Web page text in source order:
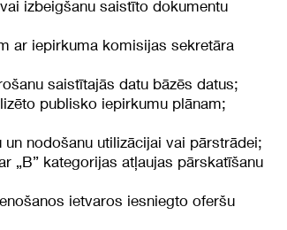
izbeigšanu saistīto dokumentu
ar iepirkuma komisijas sekretāra
saistītajās datu bāzēs datus;
publisko iepirkumu plānam;
nodošanu utilizācijai vai pārstrādei;
„B” kategorijas atļaujas pārskatīšanu
ietvaros iesniegto oferšu